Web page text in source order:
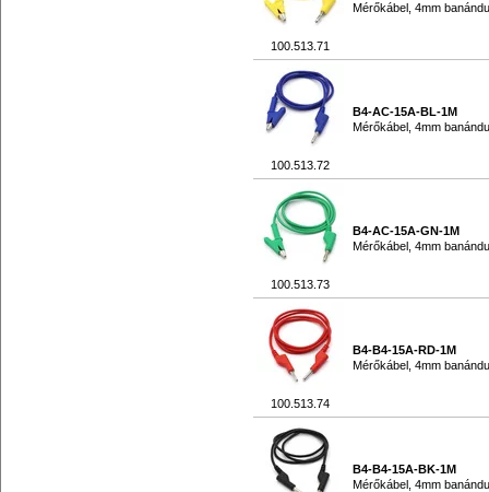
100.513.71
Mérőkábel, 4mm
100.513.72
B4-AC-15A-BL-1M
Mérőkábel, 4mm
100.513.73
B4-AC-15A-GN-1M
Mérőkábel, 4mm
100.513.74
B4-B4-15A-RD-1M
Mérőkábel, 4mm
B4-B4-15A-BK-1M
Mérőkábel, 4mm